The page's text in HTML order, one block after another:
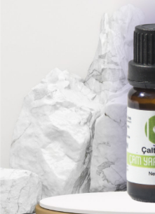
GİRİŞ / KAYIT